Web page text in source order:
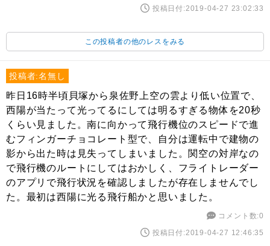
投稿日付:2019-04-27 23:02:33
この投稿者の他のレスをみる
投稿者:名無し
昨日16時半頃貝塚から泉佐野上空の雲より低い位置で、
西陽が当たって光ってるにしては明るすぎる物体を20秒
くらい見ました。南に向かって飛行機位のスピードで進
むフィンガーチョコレート型で、自分は運転中で建物の
影から出た時は見失ってしまいました。関空の対岸なの
で飛行機のルートにしてはおかしく、フライトレーダー
のアプリで飛行状況を確認しましたが存在しませんでし
た。最初は西陽に光る飛行船かと思いました。
コメント数:0
投稿日付:2019-04-27 12:46:35